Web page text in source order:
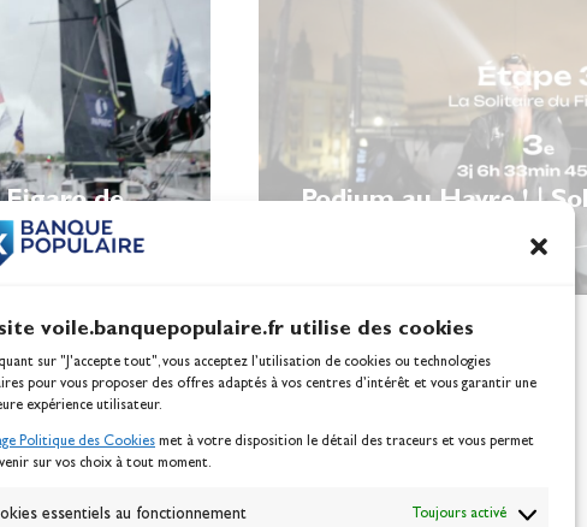
voile.banquepopulaire.fr utilise des cookies
sur "J'accepte tout", vous acceptez l’utilisation de cookies ou technologies
pour vous proposer des offres adaptés à vos centres d’intérêt et vous garantir une
expérience utilisateur.
Politique des Cookies met à votre disposition le détail des traceurs et vous permet
sur vos choix à tout moment.
essentiels au fonctionnement Toujours activé
de
Podium au Havre ! |